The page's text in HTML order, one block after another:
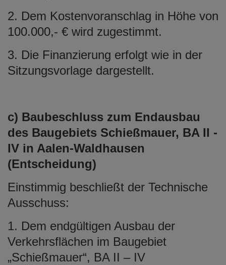
2. Dem Kostenvoranschlag in Höhe von
100.000,- € wird zugestimmt.
3. Die Finanzierung erfolgt wie in der
Sitzungsvorlage dargestellt.
c) Baubeschluss zum Endausbau
des Baugebiets Schießmauer, BA II -
IV in Aalen-Waldhausen
(Entscheidung)
Einstimmig beschließt der Technische
Ausschuss:
1. Dem endgültigen Ausbau der
Verkehrsflächen im Baugebiet
„Schießmauer“, BA II – IV